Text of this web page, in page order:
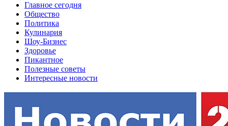
Главное сегодня
Общество
Политика
Кулинария
Шоу-Бизнес
Здоровье
Пикантное
Полезные советы
Интересные новости